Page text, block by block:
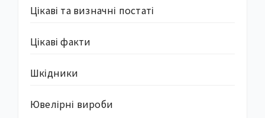
Цікаві та визначні постаті
Цікаві факти
Шкідники
Ювелірні вироби